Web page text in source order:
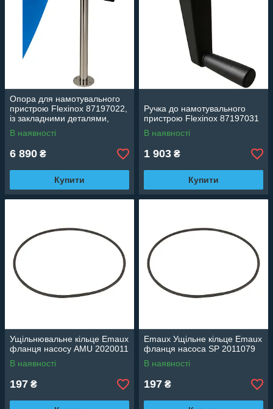
Опора для намотувального
пристрою Flexinox 87197022,
із закладними деталями,
фланець
В наявності
6 890 ₴
Купити
Ручка до намотувального
пристрою Flexinox 87197031
В наявності
1 903 ₴
Купити
Ущільнювальне кільце Emaux
фланця насосу AMU 2020011
В наявності
197 ₴
Emaux Ущільне кільце Emaux
фланця насоса SP 2011079
В наявності
197 ₴